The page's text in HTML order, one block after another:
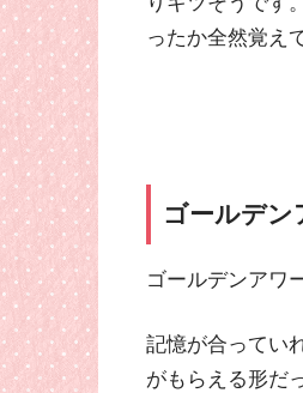
ったか全然覚え
ゴールデン
ゴールデンアワ
記憶が合ってい
がもらえる形だ